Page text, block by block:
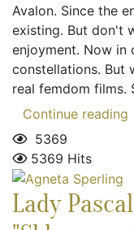
Avalon. Since the
existing. But don't
enjoyment. Now in
constellations. But
real femdom films.
Continue reading
5369
5369 Hits
Lady